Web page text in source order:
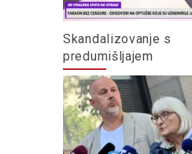
Skandalizovanje s
predumišljajem